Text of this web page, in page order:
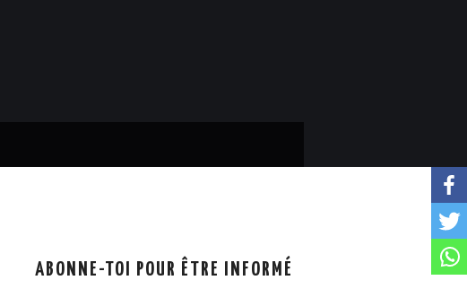
ABONNE-TOI POUR ÊTRE INFORMÉ